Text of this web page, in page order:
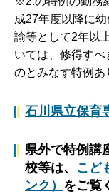
成27年度以降に
諭等として2年以
いては、修得す
のとみなす特例あ
石川県立保育
県外で特例講
校等は、 こど
ンク） をご覧